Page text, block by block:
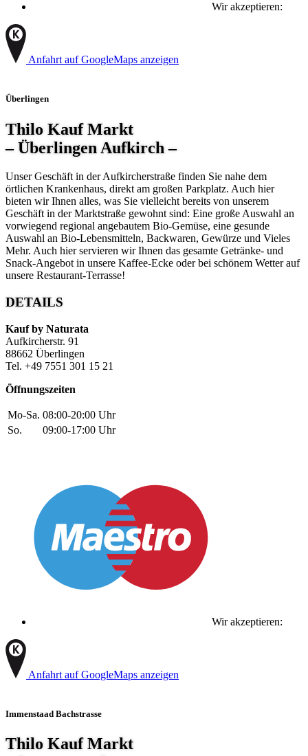
Wir akzeptieren:
Anfahrt auf GoogleMaps anzeigen
Überlingen
Thilo Kauf Markt
– Überlingen Aufkirch –
Unser Geschäft in der Aufkircherstraße finden Sie nahe dem
örtlichen Krankenhaus, direkt am großen Parkplatz. Auch hier
bieten wir Ihnen alles, was Sie vielleicht bereits von unserem
Geschäft in der Marktstraße gewohnt sind: Eine große Auswahl an
vorwiegend regional angebautem Bio-Gemüse, eine gesunde
Auswahl an Bio-Lebensmitteln, Backwaren, Gewürze und Vieles
Mehr. Auch hier servieren wir Ihnen das gesamte Getränke- und
Snack-Angebot in unsere Kaffee-Ecke oder bei schönem Wetter auf
unsere Restaurant-Terrasse!
DETAILS
Kauf by Naturata
Aufkircherstr. 91
88662 Überlingen
Tel. +49 7551 301 15 21
Öffnungszeiten
Mo-Sa. 08:00-20:00 Uhr
So.
09:00-17:00 Uhr
Wir akzeptieren:
Anfahrt auf GoogleMaps anzeigen
Immenstaad Bachstrasse
Thilo Kauf Markt